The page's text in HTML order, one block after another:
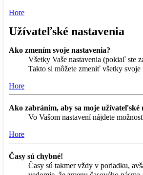
Hore
Užívateľské nastavenia
Ako zmením svoje nastavenia?
Všetky Vaše nastavenia (pokiaľ ste
Takto si môžete zmeniť všetky svoje
Hore
Ako zabránim, aby sa moje užívateľské
Vo Vašom nastavení nájdete
Hore
Časy sú chybné!
Časy sú takmer vždy v poriadku,